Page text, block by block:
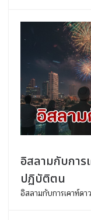
อิสลามกับการ
ปฏิบัติตน
อิสลามกับการเคาท์ด